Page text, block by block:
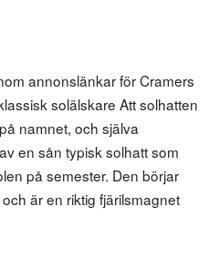
annonslänkar för Cramers
solälskare Att solhatten
namnet, och själva
en sån typisk solhatt som
på semester. Den börjar
är en riktig fjärilsmagnet